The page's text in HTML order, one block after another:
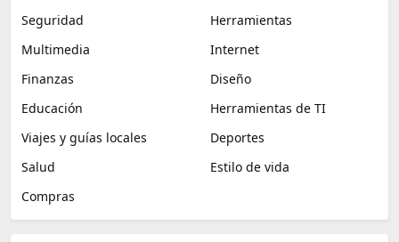
Seguridad
Herramientas
Multimedia
Internet
Finanzas
Diseño
Educación
Herramientas de TI
Viajes y guías locales
Deportes
Salud
Estilo de vida
Compras